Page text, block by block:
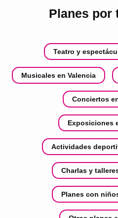
Planes por
Teatro y
Musicales en Valencia
Conciertos
Exposiciones
Actividades
Charlas y
Planes con